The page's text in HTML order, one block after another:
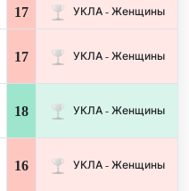
17 УКЛА - Женщины
17 УКЛА - Женщины
18 УКЛА - Женщины
16 УКЛА - Женщины